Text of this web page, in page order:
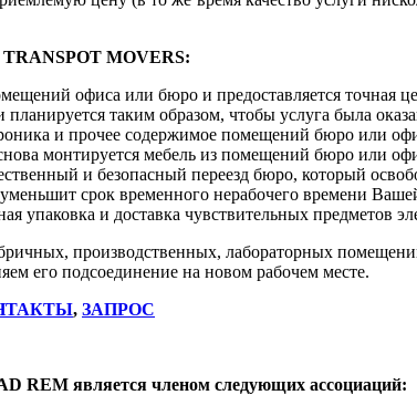
MOVERS:
офиса или бюро и предоставляется точная
планируется таким образом, чтобы услуга была
и прочее содержимое помещений бюро или
монтируется мебель из помещений бюро или
и безопасный переезд бюро, который
уменьшит срок временного нерабочего времени
упаковка и доставка чувствительных предметов
производственных, лабораторных
его подсоединение на новом рабочем месте.
, ЗАПРОС
REM является членом следующих ассоциаций: